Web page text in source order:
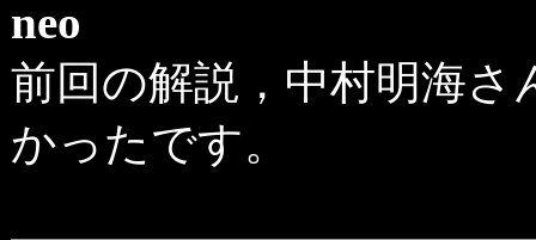
neo
前回の解説，中村明海
かったです。